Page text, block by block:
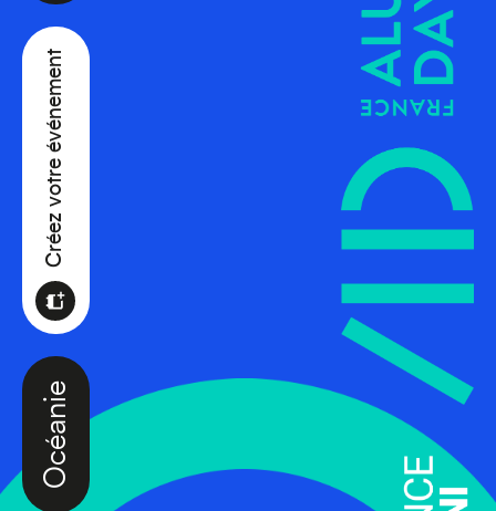
Océanie
Créez votre événement